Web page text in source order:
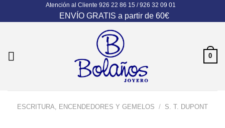
Atención al Cliente 926 22 86 15 / 926 32 09 01
ENVÍO GRATIS a partir de 60€
0
ESCRITURA, ENCENDEDORES Y GEMELOS / S. T. DUPONT